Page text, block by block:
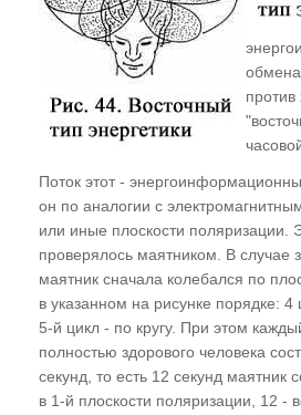
Энергоинформационное
средства массовой
Практическое задание
Программа зомбирования
Бегом от инфаркта к
"братья по разуму"
Энергоинформационные
архитектуре и
Полтергейстные явления в
И не только... Взаимосвязь
проявлениями
Кармические преступления
скрывается за переливанием
Поток этот -
он по аналогии с
или иные плоскости поляризации.
проверялось маятником. В случае
маятник сначала колебался по
в указанном на рисунке порядке: 4
5-й цикл - по кругу. При этом
полностью здорового человека
секунд, то есть 12 секунд маятник
в 1-й плоскости поляризации, 12 -